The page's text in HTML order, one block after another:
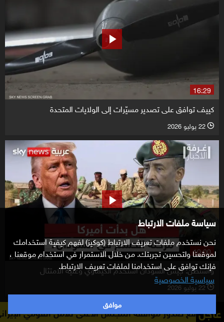
سياسة ملفات الارتباط
نحن نستخدم ملفات تعريف الارتباط (كوكيز) لفهم كيفية استخدامك
لموقعنا ولتحسين تجربتك. من خلال الاستمرار في استخدام موقعنا ،
فإنك توافق على استخدامنا لملفات تعريف الارتباط.
سياسية الخصوصية
موافق
16:29
كييف توافق على تصدير مسيّرات إلى الولايات المتحدة
l 22 يوليو 2026
10:00
واشنطن: جيش السودان استخدم الكيماوي وعليه الامتثال
l 22 يوليو 2026
عاجلللأمن القومي الإيراني على الاتفاق قريباً أكسيوس عن